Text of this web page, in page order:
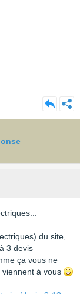
du site,
3 devis
ça vous ne
à vous